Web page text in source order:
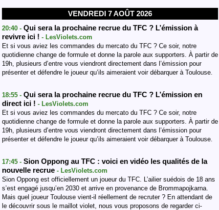
VENDREDI 7 AOÛT 2026
20:40 - Qui sera la prochaine recrue du TFC ? L’émission à
revivre ici ! - LesViolets.com
Et si vous aviez les commandes du mercato du TFC ? Ce soir, notre
quotidienne change de formule et donne la parole aux supporters. À partir de
19h, plusieurs d’entre vous viendront directement dans l’émission pour
présenter et défendre le joueur qu’ils aimeraient voir débarquer à Toulouse.
18:55 - Qui sera la prochaine recrue du TFC ? L’émission en
direct ici ! - LesViolets.com
Et si vous aviez les commandes du mercato du TFC ? Ce soir, notre
quotidienne change de formule et donne la parole aux supporters. À partir de
19h, plusieurs d’entre vous viendront directement dans l’émission pour
présenter et défendre le joueur qu’ils aimeraient voir débarquer à Toulouse.
17:45 - Sion Oppong au TFC : voici en vidéo les qualités de la
nouvelle recrue - LesViolets.com
Sion Oppong est officiellement un joueur du TFC. L’ailier suédois de 18 ans
s’est engagé jusqu’en 2030 et arrive en provenance de Brommapojkarna.
Mais quel joueur Toulouse vient-il réellement de recruter ? En attendant de
le découvrir sous le maillot violet, nous vous proposons de regarder ci-